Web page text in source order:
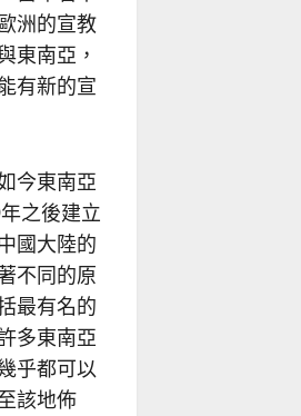
洲的宣教
東南亞，
有新的宣
今東南亞
之後建立
國大陸的
不同的原
最有名的
多東南亞
乎都可以
該地佈